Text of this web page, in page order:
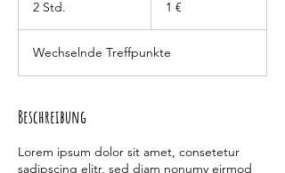
2 Std.
d
.
1 €
Wechselnde Treffpunkte
Beschreibung
Lorem ipsum dolor sit amet, consetetur
sadipscing elitr, sed diam nonumy eirmod